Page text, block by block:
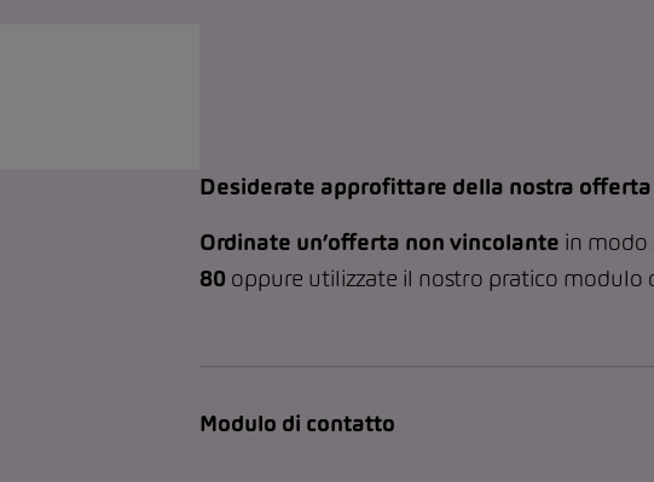
Desiderate approfittare della nostra offerta
Ordinate un’offerta non vincolante in modo
80 oppure utilizzate il nostro pratico modulo
Modulo di contatto